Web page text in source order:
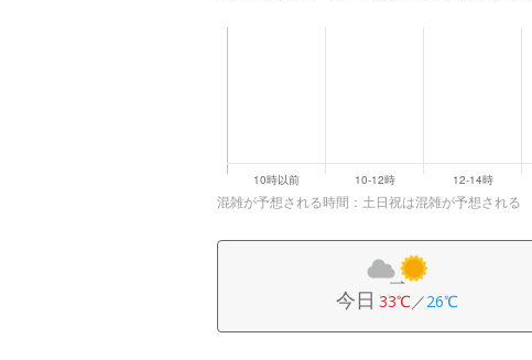
混雑が予想される時間：土日祝は混雑が予想される
今日 33℃／26℃